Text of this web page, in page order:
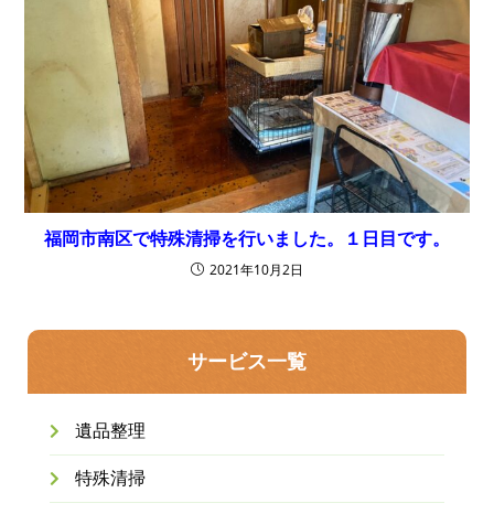
福岡市南区で特殊清掃を行いました。１日目です。
2021年10月2日
サービス一覧
遺品整理
特殊清掃